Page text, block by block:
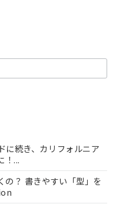
に続き、カリフォルニア
！...
の？ 書きやすい「型」を